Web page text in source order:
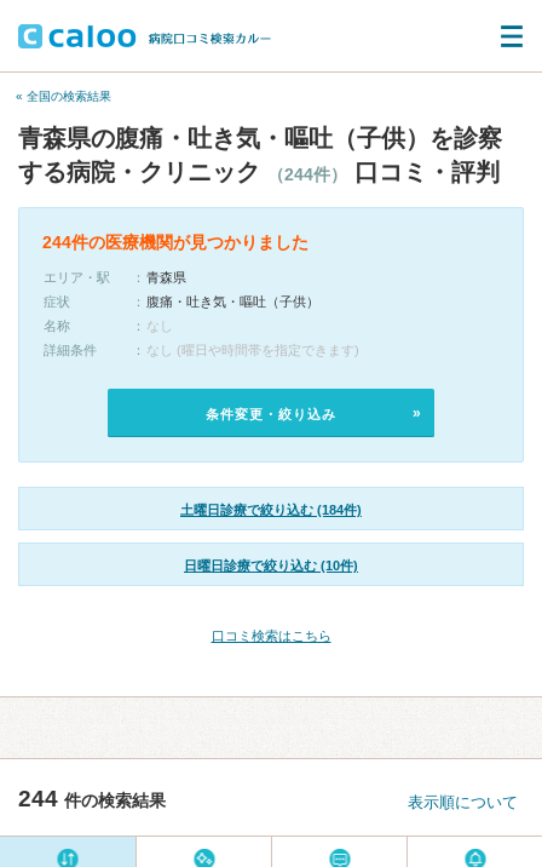
« 全国の検索結果
青森県の腹痛・吐き気・嘔吐（子供）を診察
する病院・クリニック
（244件） 口コミ・評判
244件の医療機関が見つかりました
エリア・駅
青森県
症状
腹痛・吐き気・嘔吐（子供）
名称
なし
詳細条件
なし (曜日や時間帯を指定できます)
条件変更・絞り込み
土曜日診療で絞り込む (184件)
日曜日診療で絞り込む (10件)
口コミ検索はこちら
244 件の検索結果 表示順について